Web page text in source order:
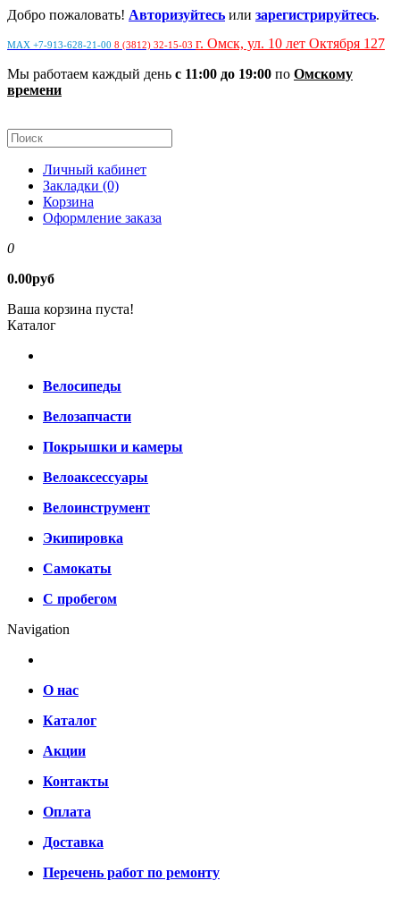
Добро пожаловать! Авторизуйтесь или зарегистрируйтесь.
MAX +7-913-628-21-00 8 (3812) 32-15-03 г. Омск, ул. 10 лет Октября 127
Мы работаем каждый день с 11:00 до 19:00 по Омскому
времени
Личный кабинет
Закладки (0)
Корзина
Оформление заказа
0
0.00руб
Ваша корзина пуста!
Каталог
Велосипеды
Велозапчасти
Покрышки и камеры
Велоаксессуары
Велоинструмент
Экипировка
Самокаты
С пробегом
Navigation
О нас
Каталог
Акции
Контакты
Оплата
Доставка
Перечень работ по ремонту